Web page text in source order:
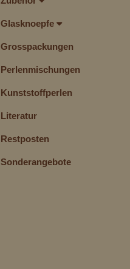
Glasknoepfe
Grosspackungen
Perlenmischungen
Kunststoffperlen
Literatur
Restposten
Sonderangebote